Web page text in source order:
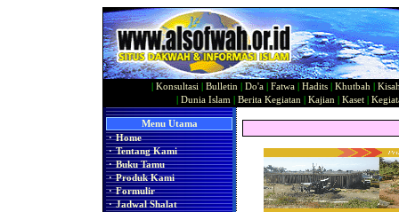
Konsultasi Bulletin Do'a Fatwa Hadits Khutbah
Dunia Islam Berita Kegiatan Kajian Kaset|
Menu Utama
· Home
· Tentang Kami
· Buku Tamu
· Produk Kami
· Formulir
· Jadwal Shalat